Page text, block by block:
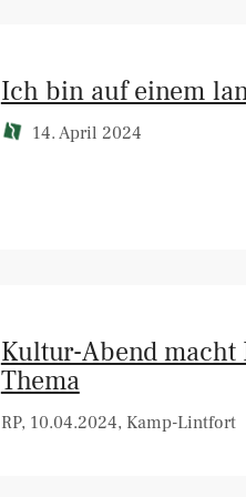
Ich bin auf einem
14. April 2024
Kultur-Abend macht
Thema
RP, 10.04.2024, Kamp-Lintfort